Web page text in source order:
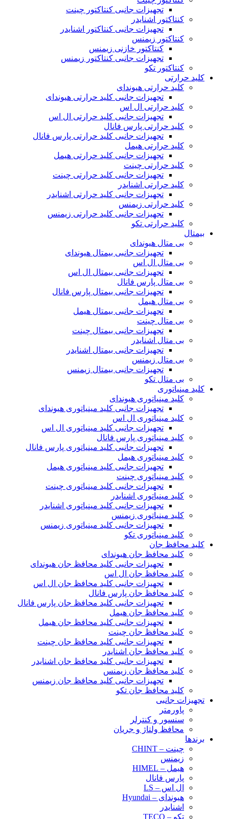
تجهیزات جانبی کنتاکتور چینت
کنتاکتور اشنایدر
تجهیزات جانبی کنتاکتور اشنایدر
کنتاکتور زیمنس
کنتاکتور خازنی زیمنس
تجهیزات جانبی کنتاکتور زیمنس
کنتاکتور تکو
کلید حرارتی
کلید حرارتی هیوندای
تجهیزات جانبی کلید حرارتی هیوندای
کلید حرارتی ال اس
تجهیزات جانبی کلید حرارتی ال اس
کلید حرارتی پارس فانال
تجهیزات جانبی کلید حرارتی پارس فانال
کلید حرارتی هیمل
تجهیزات جانبی کلید حرارتی هیمل
کلید حرارتی چینت
تجهیزات جانبی کلید حرارتی چینت
کلید حرارتی اشنایدر
تجهیزات جانبی کلید حرارتی اشنایدر
کلید حرارتی زیمنس
تجهیزات جانبی کلید حرارتی زیمنس
کلید حرارتی تکو
بیمتال
بی متال هیوندای
تجهیزات جانبی بیمتال هیوندای
بی متال ال اس
تجهیزات جانبی بیمتال ال اس
بی متال پارس فانال
تجهیزات جانبی بیمتال پارس فانال
بی متال هیمل
تجهیزات جانبی بیمتال هیمل
بی متال چینت
تجهیزات جانبی بیمتال چینت
بی متال اشنایدر
تجهیزات جانبی بیمتال اشنایدر
بی متال زیمنس
تجهیزات جانبی بیمتال زیمنس
بی متال تکو
کلید مینیاتوری
کلید مینیاتوری هیوندای
تجهیزات جانبی کلید مینیاتوری هیوندای
کلید مینیاتوری ال اس
تجهیزات جانبی کلید مینیاتوری ال اس
کلید مینیاتوری پارس فانال
تجهیزات جانبی کلید مینیاتوری پارس فانال
کلید مینیاتوری هیمل
تجهیزات جانبی کلید مینیاتوری هیمل
کلید مینیاتوری چینت
تجهیزات جانبی کلید مینیاتوری چینت
کلید مینیاتوری اشنایدر
تجهیزات جانبی کلید مینیاتوری اشنایدر
کلید مینیاتوری زیمنس
تجهیزات جانبی کلید مینیاتوری زیمنس
کلید مینیاتوری تکو
کلید محافظ جان
کلید محافظ جان هیوندای
تجهیزات جانبی کلید محافظ جان هیوندای
کلید محافظ جان ال اس
تجهیزات جانبی کلید محافظ جان ال اس
کلید محافظ جان پارس فانال
تجهیزات جانبی کلید محافظ جان پارس فانال
کلید محافظ جان هیمل
تجهیزات جانبی کلید محافظ جان هیمل
کلید محافظ جان چینت
تجهیزات جانبی کلید محافظ جان چینت
کلید محافظ جان اشنایدر
تجهیزات جانبی کلید محافظ جان اشنایدر
کلید محافظ جان زیمنس
تجهیزات جانبی کلید محافظ جان زیمنس
کلید محافظ جان تکو
تجهیزات جانبی
پاورمتر
سنسور و کنترلر
محافظ ولتاژ و‌ جریان
برندها
چینت – CHINT
زیمنس
هیمل – HIMEL
پارس فانال
ال اس – LS
هیوندای – Hyundai
اشنایدر
تکو – TECO